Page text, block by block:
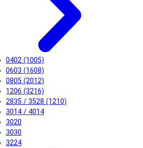
0402 (1005)
0603 (1608)
0805 (2012)
1206 (3216)
2835 / 3528 (1210)
3014 / 4014
3020
3030
3224